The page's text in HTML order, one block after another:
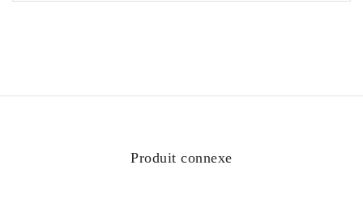
Produit connexe